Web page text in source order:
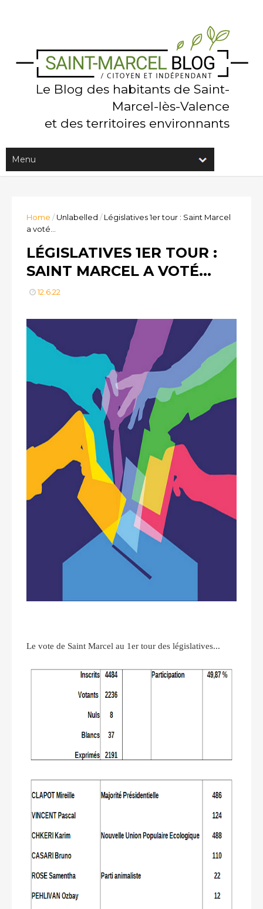
Le Blog des habitants de Saint-
Marcel-lès-Valence
et des territoires environnants
Home /Unlabelled / Législatives 1er tour : Saint Marcel
a voté...
LÉGISLATIVES 1ER TOUR :
SAINT MARCEL A VOTÉ...
12.6.22
Le vote de Saint Marcel au 1er tour des législatives...